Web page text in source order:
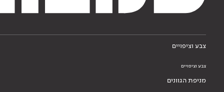
צבע וציפויים
צבע וציפויים
מניפת הגוונים